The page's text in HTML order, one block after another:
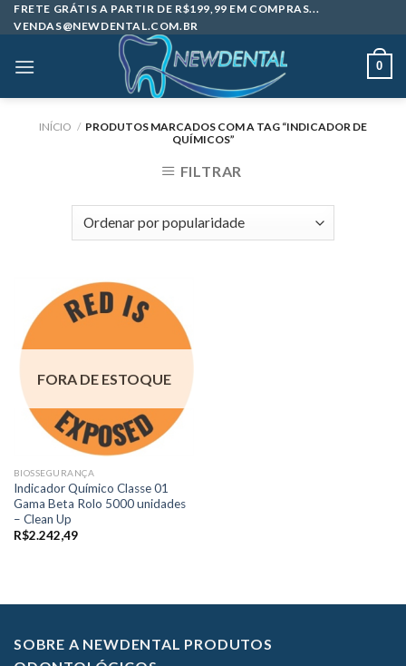
Skip
to
FRETE GRÁTIS A PARTIR DE R$199,99 EM COMPRAS...
VENDAS@NEWDENTAL.COM.BR
0
INÍCIO / PRODUTOS MARCADOS COM A TAG “INDICADOR DE
QUÍMICOS”
FILTRAR
FORA DE ESTOQUE
BIOSSEGURANÇA
Indicador Químico Classe 01
Gama Beta Rolo 5000 unidades
– Clean Up
R$2.242,49
SOBRE A NEWDENTAL PRODUTOS